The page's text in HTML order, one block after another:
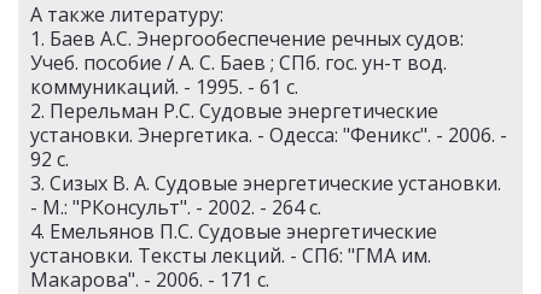
А также литературу:
1. Баев А.С. Энергообеспечение речных судов:
Учеб. пособие / А. С. Баев ; СПб. гос. ун-т вод.
коммуникаций. - 1995. - 61 с.
2. Перельман Р.С. Судовые энергетические
установки. Энергетика. - Одесса: "Феникс". - 2006. -
92 с.
3. Сизых В. А. Судовые энергетические установки.
- М.: "РКонсульт". - 2002. - 264 с.
4. Емельянов П.С. Судовые энергетические
установки. Тексты лекций. - СПб: "ГМА им.
Макарова". - 2006. - 171 с.